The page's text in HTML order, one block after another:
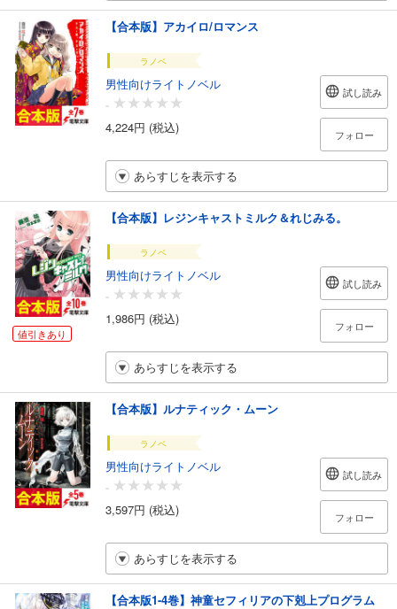
【合本版】アカイロ/ロマンス
ラノベ
男性向けライトノベル
-
4,224円 (税込)
試し読み
フォロー
あらすじを表示する
値引きあり
【合本版】レジンキャストミルク＆れじみる。
ラノベ
男性向けライトノベル
-
1,986円 (税込)
試し読み
フォロー
あらすじを表示する
【合本版】ルナティック・ムーン
ラノベ
男性向けライトノベル
-
3,597円 (税込)
試し読み
フォロー
あらすじを表示する
【合本版1-4巻】神童セフィリアの下剋上プログラム